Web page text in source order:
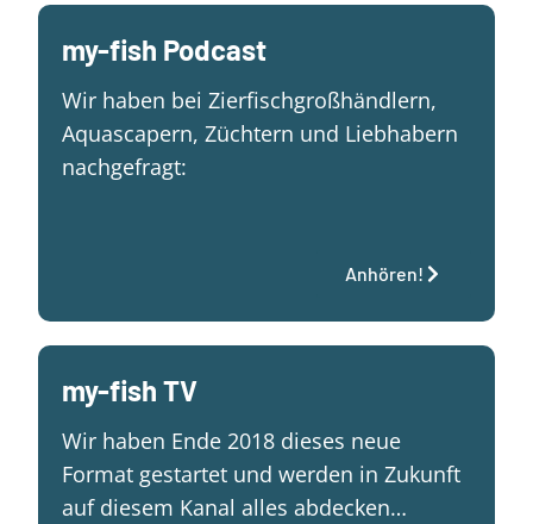
my-fish Podcast
Wir haben bei Zierfischgroßhändlern,
Aquascapern, Züchtern und Liebhabern
nachgefragt:
Anhören!
my-fish TV
Wir haben Ende 2018 dieses neue
Format gestartet und werden in Zukunft
auf diesem Kanal alles abdecken…